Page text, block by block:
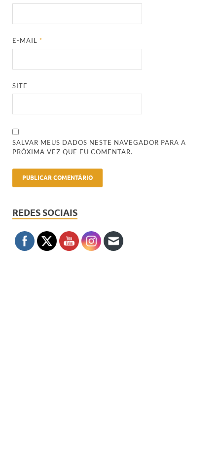
E-MAIL*
SITE
SALVAR MEUS DADOS NESTE NAVEGADOR PARA A
PRÓXIMA VEZ QUE EU COMENTAR.
REDES SOCIAIS